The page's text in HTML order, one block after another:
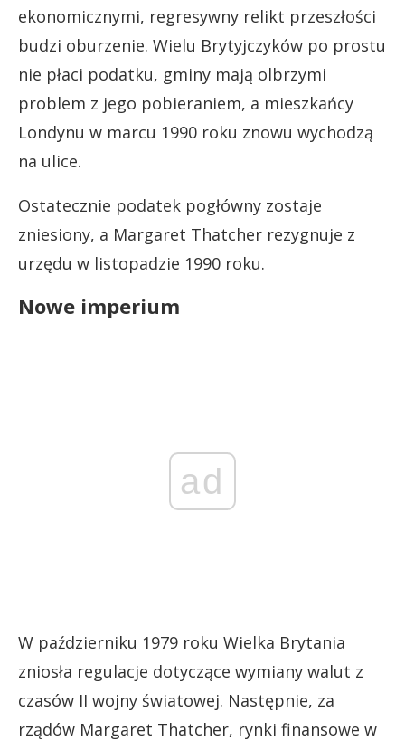
ekonomicznymi, regresywny relikt przeszłości
budzi oburzenie. Wielu Brytyjczyków po prostu
nie płaci podatku, gminy mają olbrzymi
problem z jego pobieraniem, a mieszkańcy
Londynu w marcu 1990 roku znowu wychodzą
na ulice.
Ostatecznie podatek pogłówny zostaje
zniesiony, a Margaret Thatcher rezygnuje z
urzędu w listopadzie 1990 roku.
Nowe imperium
ad
W październiku 1979 roku Wielka Brytania
zniosła regulacje dotyczące wymiany walut z
czasów II wojny światowej. Następnie, za
rządów Margaret Thatcher, rynki finansowe w